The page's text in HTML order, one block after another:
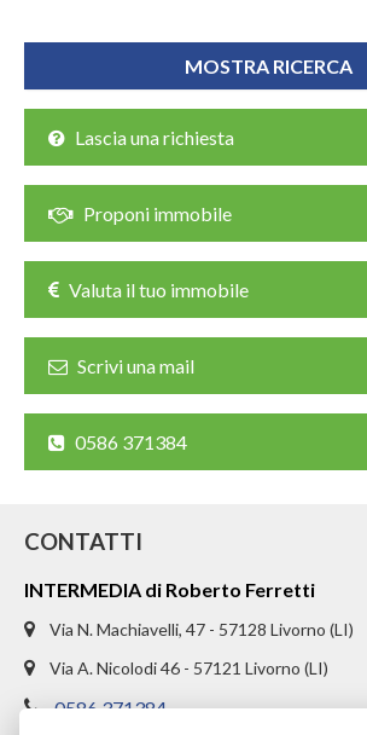
VENDITA COMMERCIALE
AFFITTO COMMERCIALE
RICHIEDI UNA VALUTAZIONE
LASCIA UNA RICHIESTA
CONTATTI
Lascia una richiesta
Proponi immobile
Valuta il tuo immobile
Scrivi una mail
0586 371384
CONTATTI
INTERMEDIA di Roberto Ferretti
Via N. Machiavelli, 47 - 57128 Livorno (LI)
Via A. Nicolodi 46 - 57121 Livorno (LI)
0586 371384